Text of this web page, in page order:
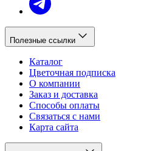
Полезные ссылки
Каталог
Цветочная подписка
О компании
Заказ и доставка
Способы оплаты
Связаться с нами
Карта сайта